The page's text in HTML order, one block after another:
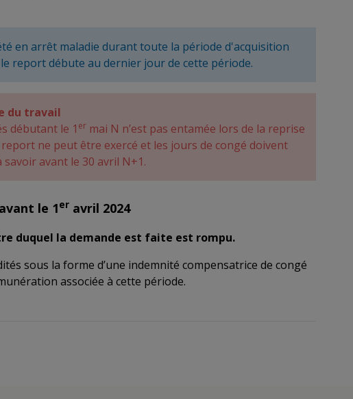
en arrêt maladie durant toute la période d'acquisition
report débute au dernier jour de cette période.
du travail
débutant le 1 er mai N n’est pas entamée lors de la reprise
ne peut être exercé et les jours de congé doivent
avant le 30 avril N+1.
le 1er avril 2024
duquel la demande est faite est rompu.
sous la forme d’une indemnité compensatrice de congé
associée à cette période.